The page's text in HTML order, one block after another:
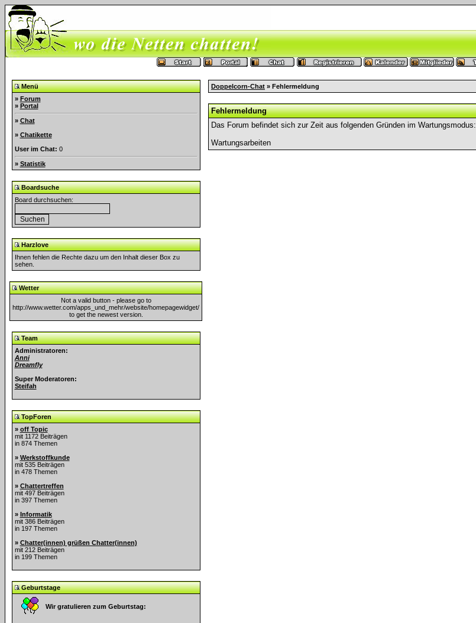
Menü
» Forum
» Portal
» Chat
» Chatikette
User im Chat: 0
» Statistik
Boardsuche
Board durchsuchen:
Harzlove
Ihnen fehlen die Rechte dazu um den Inhalt dieser Box zu
sehen.
Wetter
Not a valid button - please go to
http://www.wetter.com/apps_und_mehr/website/homepagewidget/
to get the newest version.
Team
Administratoren:
Anni
Dreamfly
Super Moderatoren:
Steifah
TopForen
» off Topic
mit 1172 Beiträgen
in 874 Themen
» Werkstoffkunde
mit 535 Beiträgen
in 478 Themen
» Chattertreffen
mit 497 Beiträgen
in 397 Themen
» Informatik
mit 386 Beiträgen
in 197 Themen
» Chatter(innen) grüßen Chatter(innen)
mit 212 Beiträgen
in 199 Themen
Geburtstage
Wir gratulieren zum Geburtstag:
Doppelcorn-Chat » Fehlermeldung
Fehlermeldung
Das Forum befindet sich zur Zeit aus folgenden Gründen im Wartungsmodus:
Wartungsarbeiten